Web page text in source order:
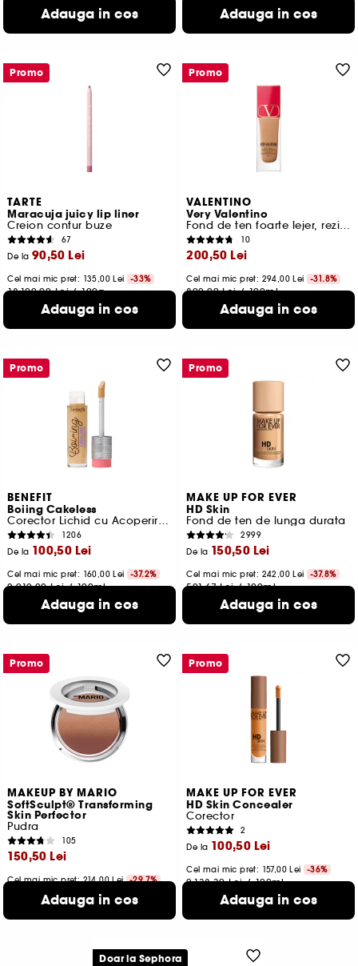
1.881,25 Lei
8 variante disponibile
Adauga in cos Adauga in cos
TARTE
Maracuja juicy lip liner
Creion contur buze
67
De la 90,50 Lei
Cel mai mic pret: 135,00 Lei -33%
18.100,00 Lei /100g
4 variante disponibile
Adauga in cos
Promo
VALENTINO
Very Valentino
Fond de ten foarte lejer, rezistenta timp de 24 de ore, SPF 25
10
200,50 Lei
Cel mai mic pret: 294,00 Lei -31.8%
802,00 Lei /100ml
14 variante disponibile
Adauga in cos
Promo
BENEFIT
Boiing Cakeless
Corector Lichid cu Acoperire Mare
1206
De la 100,50 Lei
Cel mai mic pret: 160,00 Lei -37.2%
2.010,00 Lei /100ml
16 variante disponibile
Adauga in cos
Promo
MAKE UP FOR EVER
HD Skin
Fond de ten de lunga durata
2999
De la 150,50 Lei
Cel mai mic pret: 242,00 Lei -37.8%
501,67 Lei /100ml
25 variante disponibile
Adauga in cos
Promo
MAKEUP BY MARIO
SoftSculpt® Transforming
Skin Perfector
Pudra
105
150,50 Lei
Cel mai mic pret: 214,00 Lei -29.7%
1.710,23 Lei
4 variante disponibile
Adauga in cos
Promo
MAKE UP FOR EVER
HD Skin Concealer
Corector
2
De la 100,50 Lei
Cel mai mic pret: 157,00 Lei -36%
2.138,30 Lei /100ml
13 variante disponibile
Adauga in cos
Promo
Doar la Sephora